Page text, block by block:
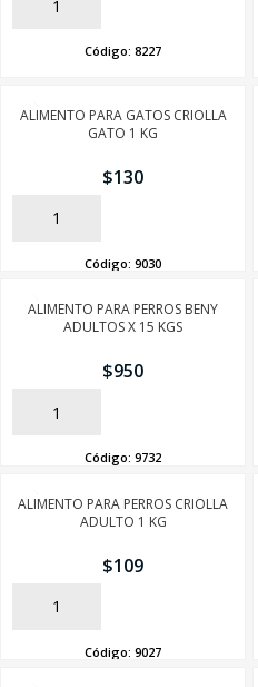
AÑADIR
Código: 8227
ALIMENTO PARA GATOS CRIOLLA
GATO 1 KG
$130
AÑADIR
Código: 9030
ALIMENTO PARA PERROS BENY
ADULTOS X 15 KGS
$950
AÑADIR
Código: 9732
ALIMENTO PARA PERROS CRIOLLA
ADULTO 1 KG
$109
AÑADIR
Código: 9027